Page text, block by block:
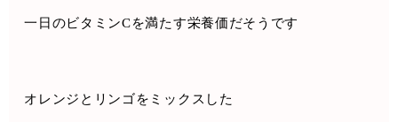
一日のビタミンCを満たす栄養価だそうです
オレンジとリンゴをミックスした